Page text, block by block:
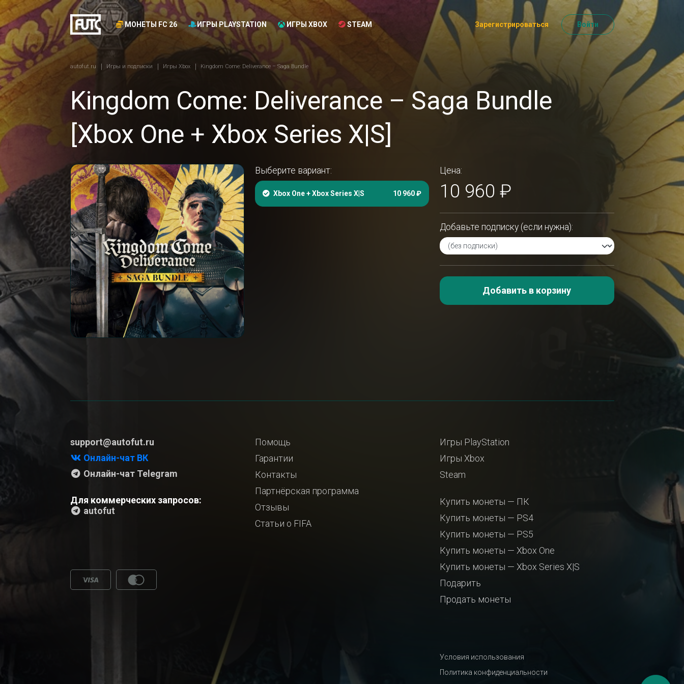
МОНЕТЫ FC 26 ИГРЫ PLAYSTATION ИГРЫ XBOX STEAM Зарегистрироваться Войти
autofut.ru Игры и подписки Игры Xbox Kingdom Come: Deliverance – Saga Bundle
Kingdom Come: Deliverance – Saga Bundle
[Xbox One + Xbox Series X|S]
Выберите вариант:
Xbox One + Xbox Series X|S 10 960 ₽
Цена:
10 960 ₽
Добавьте подписку (если нужна):
Добавить в корзину
support@autofut.ru
Онлайн-чат ВК
Онлайн-чат Telegram
Для коммерческих запросов:
autofut
Помощь
Гарантии
Контакты
Партнёрская программа
Отзывы
Статьи о FIFA
Игры PlayStation
Игры Xbox
Steam
Купить монеты — ПК
Купить монеты — PS4
Купить монеты — PS5
Купить монеты — Xbox One
Купить монеты — Xbox Series X|S
Подарить
Продать монеты
Условия использования
Политика конфиденциальности